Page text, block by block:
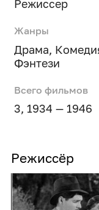
Режиссер
Жанры
Драма,
Фэнтези
Всего фильмов
3, 1934 — 1946
Режиссёр